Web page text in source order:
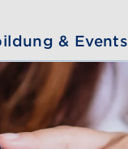
& Events